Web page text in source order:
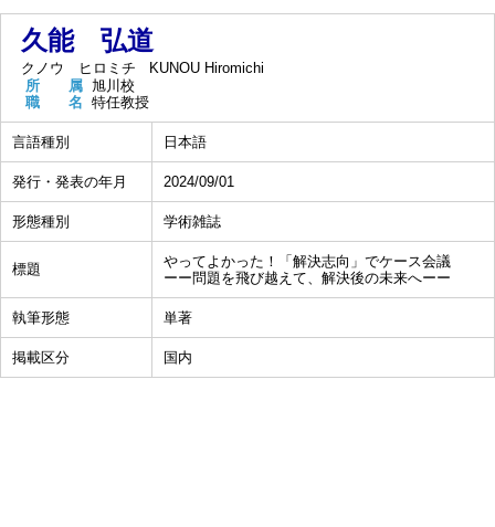
久能 弘道
クノウ ヒロミチ
KUNOU Hiromichi
所 属 旭川校
職 名 特任教授
言語種別 日本語
発行・発表の年月 2024/09/01
形態種別 学術雑誌
標題
やってよかった！「解決志向」でケース会議
ーー問題を飛び越えて、解決後の未来へーー
執筆形態 単著
掲載区分 国内